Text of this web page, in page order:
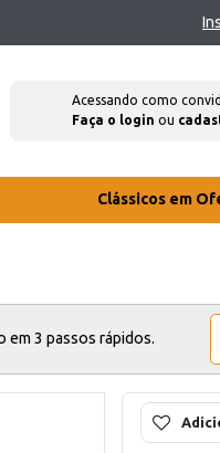
Acessando como
Faça o login ou
Clássicos em
em 3 passos rápidos.